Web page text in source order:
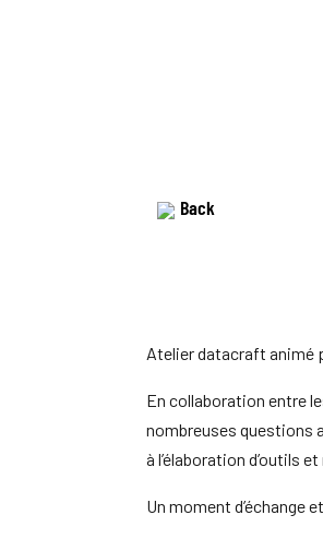
Back
Atelier datacraft animé
En collaboration entre
nombreuses questions
à l’élaboration d’outils
Un moment d’échange